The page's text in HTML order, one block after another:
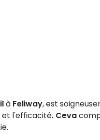
à Feliway, est
et l'efficacité. Ceva